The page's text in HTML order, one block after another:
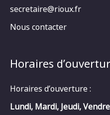
secretaire@rioux.fr
Nous contacter
Horaires
Horaires d’ouverture :
Lundi, Mardi, Jeudi,